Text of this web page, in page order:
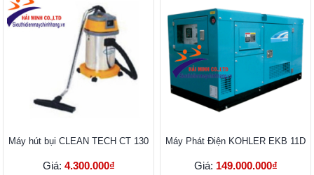
Máy hút bụi CLEAN TECH CT 130
Giá: 4.300.000₫
Máy Phát Điện KOHLER EKB 11D
Giá: 149.000.000₫